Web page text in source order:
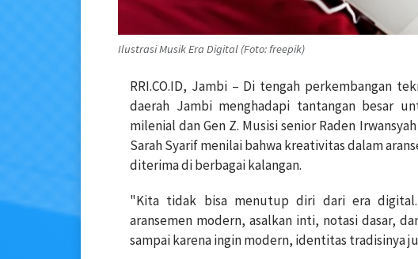
Ilustrasi Musik Era Digital (Foto: freepik)
RRI.CO.ID, Jambi – Di tengah perkembangan
daerah Jambi menghadapi tantangan besar
milenial dan Gen Z. Musisi senior Raden
Sarah Syarif menilai bahwa kreativitas dalam
diterima di berbagai kalangan.
"Kita tidak bisa menutup diri dari era
aransemen modern, asalkan inti, notasi dasar,
sampai karena ingin modern, identitas tradisinya